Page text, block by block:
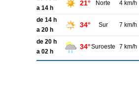
a 14 h
21° Norte 4 km/h
de 14 h
a 20 h
34° Sur 7 km/h
de 20 h
a 02 h
34°Suroeste 7 km/h